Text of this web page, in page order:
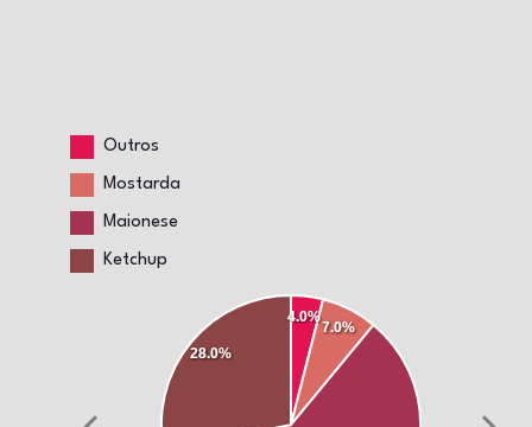
Outros
Mostarda
Maionese
Ketchup
4.0%
7.0%
28.0%